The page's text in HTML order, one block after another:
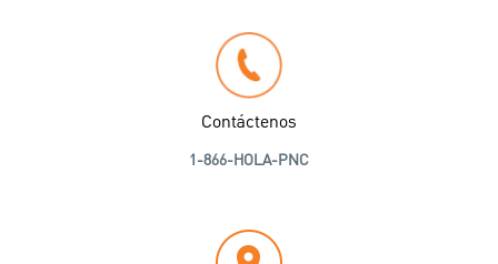
Contáctenos
1-866-HOLA-PNC